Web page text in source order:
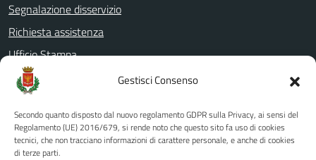
Gestisci Consenso
Secondo quanto disposto dal nuovo regolamento GDPR sulla Privacy, ai sensi del
Regolamento (UE) 2016/679, si rende noto che questo sito fa uso di cookies
tecnici, che non tracciano informazioni di carattere personale, e anche di cookies
di terze parti.
Segnalazione disservizio
Richiesta assistenza
Ufficio Stampa
Amministrazione Trasparente
Albo pretorio
Informativa privacy
Note legali